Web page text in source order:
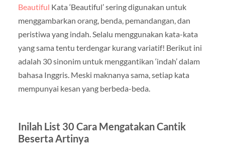
Beautiful Kata ‘Beautiful’ sering digunakan untuk
menggambarkan orang, benda, pemandangan, dan
peristiwa yang indah. Selalu menggunakan kata-kata
yang sama tentu terdengar kurang variatif! Berikut ini
adalah 30 sinonim untuk menggantikan ‘indah’ dalam
bahasa Inggris. Meski maknanya sama, setiap kata
mempunyai kesan yang berbeda-beda.
Inilah List 30 Cara Mengatakan Cantik
Beserta Artinya